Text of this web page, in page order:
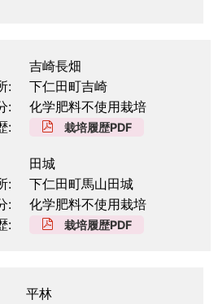
吉崎長畑
下仁田町吉崎
化学肥料不使用栽培
栽培履歴PDF
田城
下仁田町馬山田城
化学肥料不使用栽培
栽培履歴PDF
平林